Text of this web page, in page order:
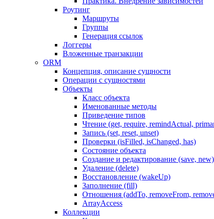
Роутинг
Маршруты
Группы
Генерация ссылок
Логгеры
Вложенные транзакции
ORM
Концепция, описание сущности
Операции с сущностями
Объекты
Класс объекта
Именованные методы
Приведение типов
Чтение (get, require, remindActual,
Запись (set, reset, unset)
Проверки (isFilled, isChanged, has)
Состояние объекта
Создание и редактирование (save, new)
Удаление (delete)
Восстановление (wakeUp)
Заполнение (fill)
Отношения (addTo, removeFrom,
ArrayAccess
Коллекции